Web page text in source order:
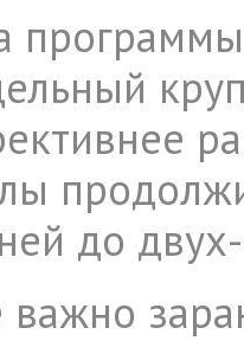
до
важно